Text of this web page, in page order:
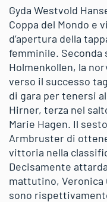
Gyda Westvold
Coppa del Mondo e
d’apertura della
femminile. Seconda
Holmenkollen, la
verso il successo
di gara per tenersi
Hirner, terza nel
Marie Hagen. Il
Armbruster di
vittoria nella
Decisamente
mattutino, Veronica
sono